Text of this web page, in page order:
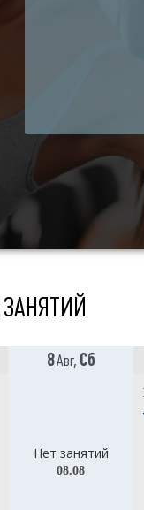
8Авг, Сб
Нет занятий
08.08